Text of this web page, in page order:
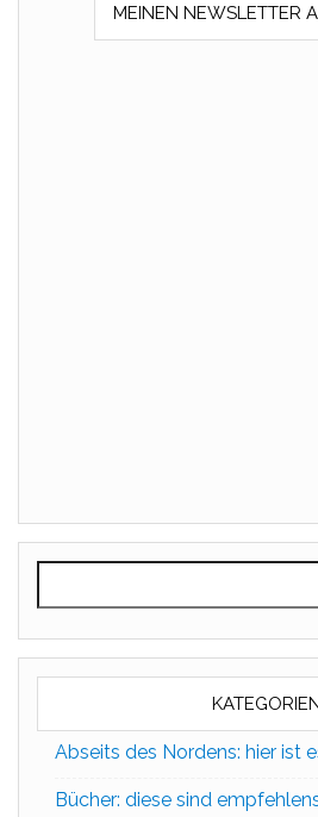
MEINEN NEWSLETTER
Abseits des Nordens: hier ist
Bücher: diese sind